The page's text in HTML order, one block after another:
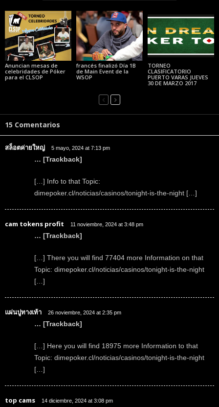
Anuncian mesas de
celebridades de Póker
para el CLSOP
francés finalizó Día 1B
de Main Event de la
WSOP
TORNEO
CLASIFICATORIO
PUERTO VARAS JUEVES
30 DE MARZO 2017
15 Comentarios
สล็อตค่ายใหญ่ 5 mayo, 2024 at 7:13 pm
… [Trackback]
[…] Info to that Topic:
dimepoker.cl/noticias/casinos/tonight-is-the-night […]
cam tokens profit 11 noviembre, 2024 at 3:48 pm
… [Trackback]
[…] There you will find 77404 more Information on that
Topic: dimepoker.cl/noticias/casinos/tonight-is-the-night
[…]
แผ่นปูทางเท้า 26 noviembre, 2024 at 2:35 pm
… [Trackback]
[…] Here you will find 18975 more Information to that
Topic: dimepoker.cl/noticias/casinos/tonight-is-the-night
[…]
top cams 14 diciembre, 2024 at 3:08 pm